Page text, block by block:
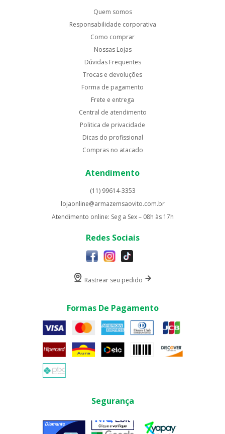
Quem somos
Responsabilidade corporativa
Como comprar
Nossas Lojas
Dúvidas Frequentes
Trocas e devoluções
Forma de pagamento
Frete e entrega
Central de atendimento
Politica de privacidade
Dicas do profissional
Compras no atacado
Atendimento
(11) 99614-3353
lojaonline@armazemsaovito.com.br
Atendimento online: Seg a Sex – 08h às 17h
Redes Sociais
Rastrear seu pedido
Formas De Pagamento
Segurança